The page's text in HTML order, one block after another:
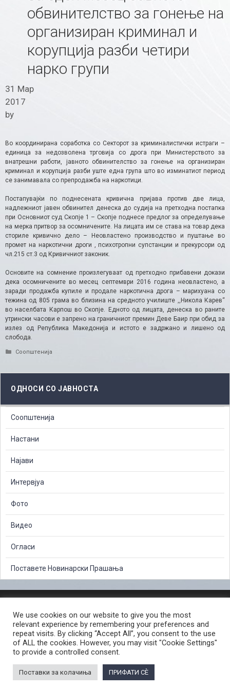
обвинителство за гонење на
организиран криминал и
корупција разби четири
нарко групи
31 Мар
2017
by
Во координирана соработка со Секторот за криминалистички истраги –
единица за недозволена трговија со дрога при Министерството за
внатрешни работи, јавното обвинителство за гонење на организиран
криминал и корупција разби уште една група што во изминатиот период
се занимавала со препродажба на наркотици.
Постапувајќи по поднесената кривична пријава против две лица,
надлежниот јавен обвинител денеска до судија на претходна постапка
при Основниот суд Скопје 1 – Скопје поднесе предлог за определување
на мерка притвор за осомничените. На лицата им се става на товар дека
сториле кривично дело – Неовластено производство и пуштање во
промет на наркотични дроги , психотропни супстанции и прекурсори од
чл.215 ст.3 од Кривичниот законик.
Основите на сомнение произлегуваат од претходно прибавени докази
дека осомничените во месец септември 2016 година неовластено, а
заради продажба купиле и продале наркотична дрога – марихуана со
тежина од 805 грама во близина на средното училиште ,,Никола Карев“
во населбата Карпош во Скопје​. Едното од лицата, денеска во раните
утрински часови е запрено на граничниот премин Деве Баир при обид за
излез од Република Македонија и истото е задржано и лишено од
слобода.
Categories
Соопштенија
ОДНОСИ СО ЈАВНОСТА
Соопштенија
Настани
Најави
Интервјуа
Фото
Видео
Огласи
Поставете Новинарски Прашања
СЛОБОДЕН ПРИСТАП ДО ИНФОРМАЦИИ ОД ЈАВЕН КАРАКТЕР
ПОСТАПКА ЗА ПРИЈАВА НА КРИВИЧНО ДЕЛО
КОРИСНИ ЛИНКОВИ
ПОЛИТИКА ЗА ПРИВАТНОСТ ВЕБ СТРАНИЦА
© 2026 ЈАВНО ОБВИНИТЕЛСТВО НА РЕПУБЛИКА СЕВЕРНА МАКЕДОНИЈА •
We use cookies on our website to give you the most
relevant experience by remembering your preferences and
repeat visits. By clicking “Accept All”, you consent to the use
of ALL the cookies. However, you may visit "Cookie Settings"
to provide a controlled consent.
Поставки за колачиња ПРИФАТИ СÈ